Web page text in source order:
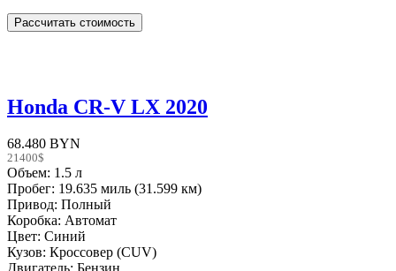
Honda CR-V LX 2020
68.480 BYN
21400$
Объем: 1.5 л
Пробег: 19.635 миль (31.599 км)
Привод: Полный
Коробка: Автомат
Цвет: Синий
Кузов: Кроссовер (CUV)